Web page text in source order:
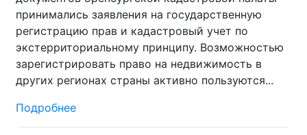
принимались заявления на государственную
регистрацию прав и кадастровый учет по
экстерриториальному принципу. Возможностью
зарегистрировать право на недвижимость в
других регионах страны активно пользуются...
Подробнее